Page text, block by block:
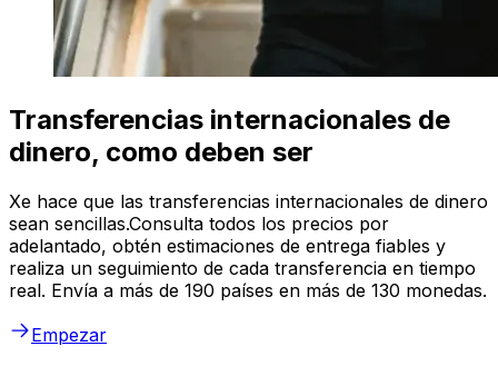
Transferencias internacionales de
dinero, como deben ser
Xe hace que las transferencias internacionales de dinero
sean sencillas.Consulta todos los precios por
adelantado, obtén estimaciones de entrega fiables y
realiza un seguimiento de cada transferencia en tiempo
real. Envía a más de 190 países en más de 130 monedas.
Empezar